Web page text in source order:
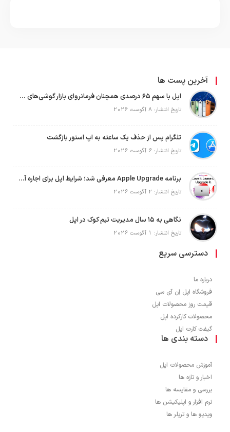
آخرین پست ها
اپل با سهم ۶۵ درصدی همچنان فرمانروای بازار گوشی‌های پریمیوم جهان است
تاریخ انتشار: 8 آگوست 2026
تلگرام پس از حذف یک ساعته به اپ استور بازگشت
تاریخ انتشار: 6 آگوست 2026
برنامه Apple Upgrade معرفی شد؛ شرایط اپل برای اجاره آیفون، آیپد، مک و اپل واچ
تاریخ انتشار: 2 آگوست 2026
نگاهی به ۱۵ سال مدیریت تیم کوک در اپل
تاریخ انتشار: 1 آگوست 2026
دسترسی سریع
درباره ما
فروشگاه اپل اِن آی سی
قیمت روز محصولات اپل
محصولات کارکرده اپل
گیفت کارت اپل
دسته بندی ها
آموزش محصولات اپل
اخبار و تازه ها
بررسی و مقایسه ها
نرم افزار و اپلیکیشن ها
ویدیو ها و تریلر ها